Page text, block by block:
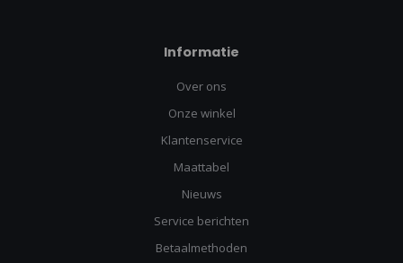
Informatie
Over ons
Onze winkel
Klantenservice
Maattabel
Nieuws
Service berichten
Betaalmethoden